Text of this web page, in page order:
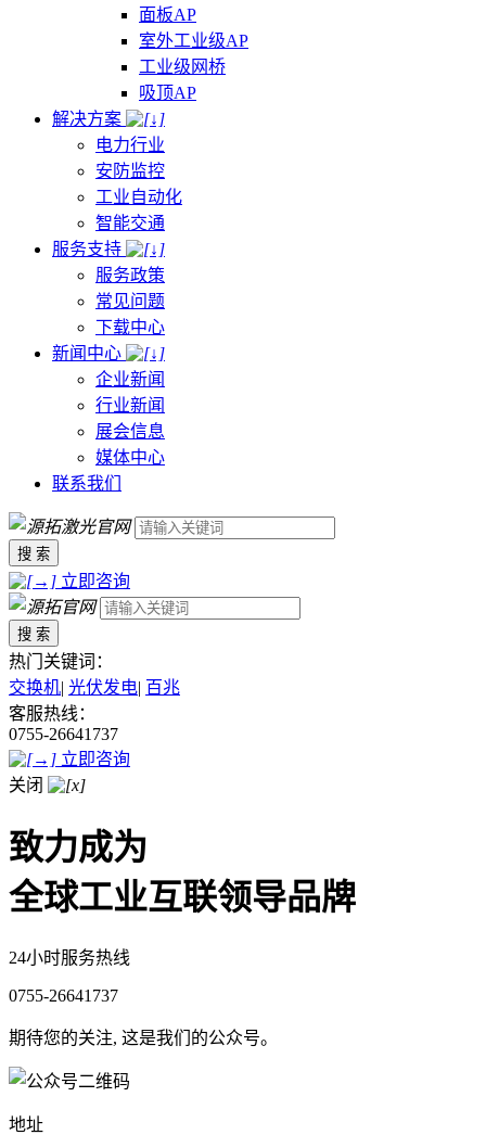
面板AP
室外工业级AP
工业级网桥
吸顶AP
解决方案
电力行业
安防监控
工业自动化
智能交通
服务支持
服务政策
常见问题
下载中心
新闻中心
企业新闻
行业新闻
展会信息
媒体中心
联系我们
搜 索
立即咨询
搜 索
热门关键词：
交换机| 光伏发电| 百兆
客服热线：
0755-26641737
立即咨询
关闭
致力成为
全球工业互联领导品牌
24小时服务热线
0755-26641737
期待您的关注, 这是我们的公众号。
地址